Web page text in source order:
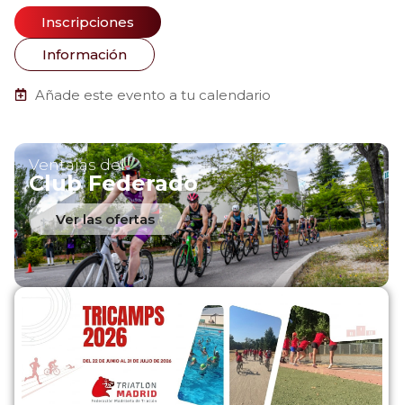
Inscripciones
Información
Añade este evento a tu calendario
Ventajas del
Club Federado
Ver las ofertas